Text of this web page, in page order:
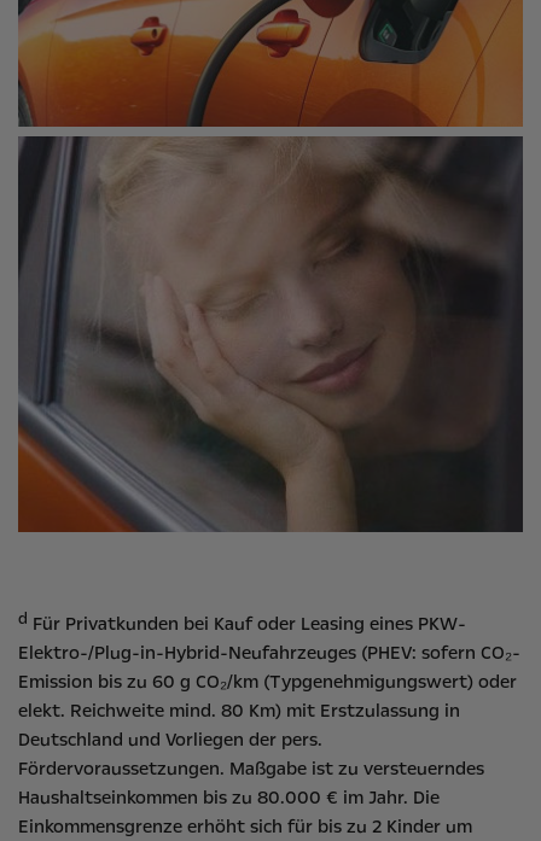
d Für Privatkunden bei Kauf oder Leasing eines PKW-
Elektro-/Plug-in-Hybrid-Neufahrzeuges (PHEV: sofern CO₂-
Emission bis zu 60 g CO₂/km (Typgenehmigungswert) oder
elekt. Reichweite mind. 80 Km) mit Erstzulassung in
Deutschland und Vorliegen der pers.
Fördervoraussetzungen. Maßgabe ist zu versteuerndes
Haushaltseinkommen bis zu 80.000 € im Jahr. Die
Einkommensgrenze erhöht sich für bis zu 2 Kinder um